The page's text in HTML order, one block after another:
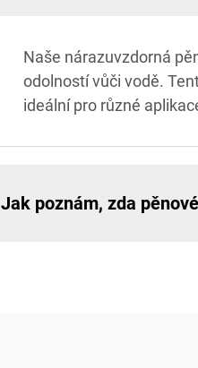
Naše nárazuvzdorná
odolností vůči vodě.
ideální pro různé
Jak poznám, zda